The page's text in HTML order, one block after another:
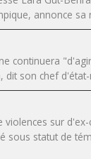
annonce sa
continuera
dit son chef
violences sur
sous statut de